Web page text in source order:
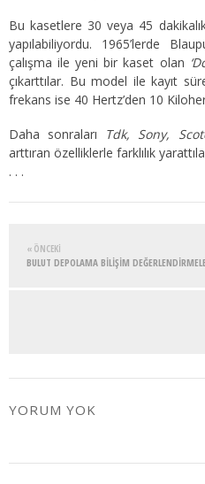
Bu kasetlere 30 veya 45
yapılabiliyordu. 1965’lerde
çalışma ile yeni bir kaset olan
çıkarttılar. Bu model ile kayıt
frekans ise 40 Hertz’den 10
Daha sonraları Tdk, Sony,
arttıran özelliklerle farklılık
. . .
« ÖNCEKI
BULUT DEPOLAMA BILIŞIM
YORUM YOK